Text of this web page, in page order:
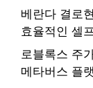
베란다 결로
효율적인 셀
로블록스 주
메타버스 플